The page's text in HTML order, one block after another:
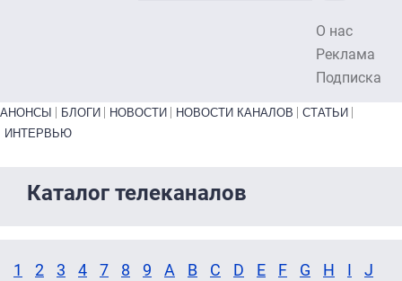
О нас
Реклама
Подписка
Primary links bottom
АНОНСЫ БЛОГИ НОВОСТИ НОВОСТИ КАНАЛОВ
СТАТЬИ
ИНТЕРВЬЮ
Каталог телеканалов
1 2 3 4 7 8 9 A B C D E F G H I
J